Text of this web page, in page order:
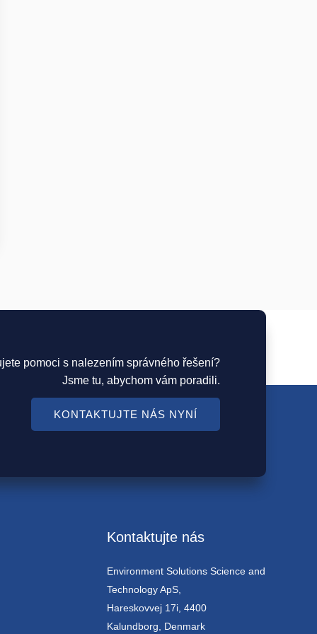
pomoci s nalezením správného řešení?
Jsme tu, abychom vám poradili.
KONTAKTUJTE NÁS NYNÍ
Kontaktujte nás
Environment Solutions Science and
Technology ApS,
Hareskovvej 17i, 4400
Kalundborg, Denmark